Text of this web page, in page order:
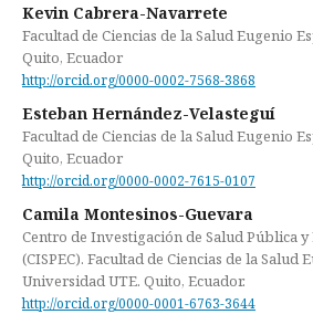
Kevin Cabrera-Navarrete
Facultad de Ciencias de la Salud Eugenio
Quito, Ecuador
http://orcid.org/0000-0002-7568-3868
Esteban Hernández-Velasteguí
Facultad de Ciencias de la Salud Eugenio
Quito, Ecuador
http://orcid.org/0000-0002-7615-0107
Camila Montesinos-Guevara
Centro de Investigación de Salud Pública
(CISPEC). Facultad de Ciencias de la Salud
Universidad UTE. Quito, Ecuador.
http://orcid.org/0000-0001-6763-3644